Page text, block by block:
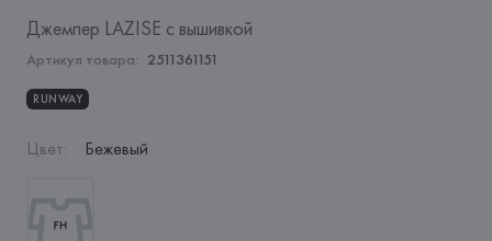
Джемпер LAZISE с вышивкой
Артикул товара: 2511361151
RUNWAY
Цвет: Бежевый